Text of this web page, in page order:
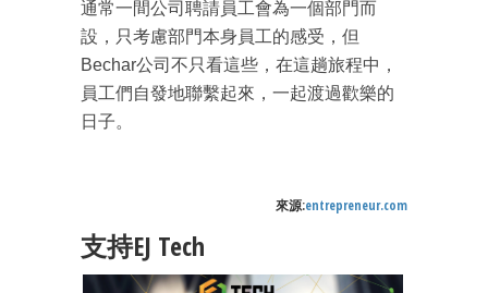
通常一間公司聘請員工會為一個部門而
設，只考慮部門本身員工的感受，但
Bechar公司不只看這些，在這趟旅程中，
員工們自發地聯繫起來，一起渡過歡樂的
日子。
來源:entrepreneur.com
支持EJ Tech